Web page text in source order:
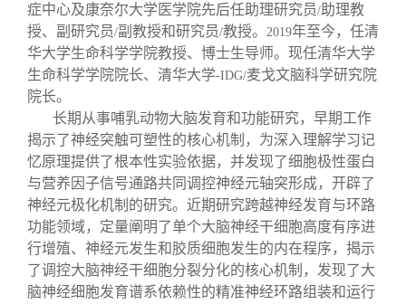
症中心及康奈尔大学医学院先后任助理研究员/助理教
授、副研究员/副教授和研究员/教授。 2019年至今，任清
华大学生命科学学院教授、博士生导师。现任清华大学
生命科学学院院长、清华大学-IDG/麦戈文脑科学研究院
院长。
长期从事哺乳动物大脑发育和功能研究，早期工作
揭示了神经突触可塑性的核心机制，为深入理解学习记
忆原理提供了根本性实验依据，并发现了细胞极性蛋白
与营养因子信号通路共同调控神经元轴突形成，开辟了
神经元极化机制的研究。近期研究跨越神经发育与环路
功能领域，定量阐明了单个大脑神经干细胞高度有序进
行增殖、神经元发生和胶质细胞发生的内在程序，揭示
了调控大脑神经干细胞分裂分化的核心机制，发现了大
脑神经细胞发育谱系依赖性的精准神经环路组装和运行